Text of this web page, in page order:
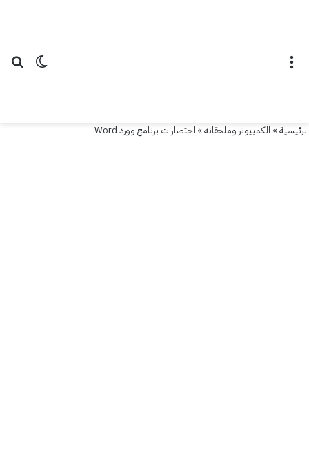
الوضع
الرئيسية» الكمبيوتر وملحقاته» اختصارات برنامج وورد Word